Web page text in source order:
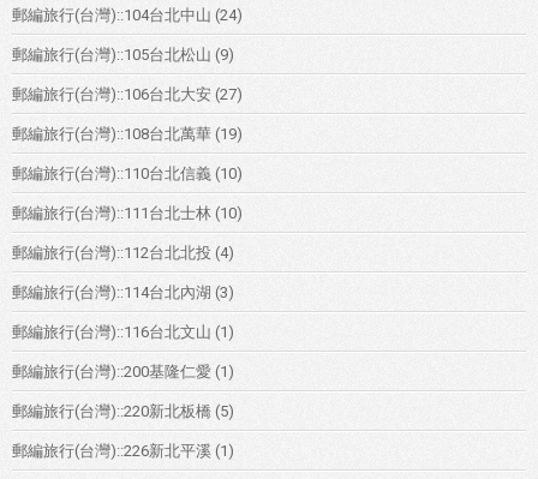
郵編旅行(台灣)::104台北中山 (24)
郵編旅行(台灣)::105台北松山 (9)
郵編旅行(台灣)::106台北大安 (27)
郵編旅行(台灣)::108台北萬華 (19)
郵編旅行(台灣)::110台北信義 (10)
郵編旅行(台灣)::111台北士林 (10)
郵編旅行(台灣)::112台北北投 (4)
郵編旅行(台灣)::114台北內湖 (3)
郵編旅行(台灣)::116台北文山 (1)
郵編旅行(台灣)::200基隆仁愛 (1)
郵編旅行(台灣)::220新北板橋 (5)
郵編旅行(台灣)::226新北平溪 (1)